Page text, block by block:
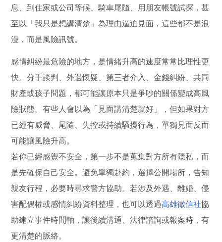
息、到住家或公司等候、騎車尾隨、用朋友帳號試探，甚
至以「我只是想講清楚」為理由逼迫見面，這些都不是浪
漫，而是風險訊號。
感情糾紛最危險的地方，是情緒升高的速度常常比理性更
快。分手談判、外遇懷疑、第三者介入、金錢糾紛、共同
財產或孩子問題，都可能讓原本只是爭吵的關係變成高風
險狀態。有些人會以為「見面講清楚就好」，但如果對方
已經有威脅、尾隨、失控或持續騷擾行為，單獨見面反而
可能讓風險升高。
若你已經感覺不安全，第一步不是蒐集對方所有隱私，而
是先確保自己安全。避免單獨赴約，選擇公開場所，告知
親友行程，必要時尋求警方協助。若涉及外遇、離婚、侵
害配偶權或感情糾紛資料整理，也可以透過高雄徵信社協
助建立事件時間軸，讓後續溝通、法律諮詢或報案時，有
更清楚的脈絡。